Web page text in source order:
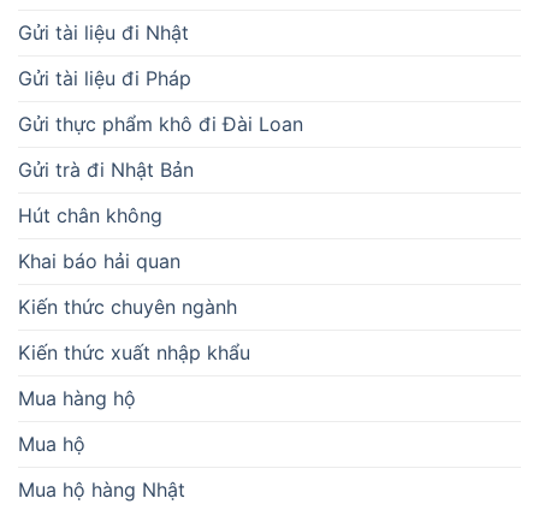
Gửi tài liệu đi Nhật
Gửi tài liệu đi Pháp
Gửi thực phẩm khô đi Đài Loan
Gửi trà đi Nhật Bản
Hút chân không
Khai báo hải quan
Kiến thức chuyên ngành
Kiến thức xuất nhập khẩu
Mua hàng hộ
Mua hộ
Mua hộ hàng Nhật